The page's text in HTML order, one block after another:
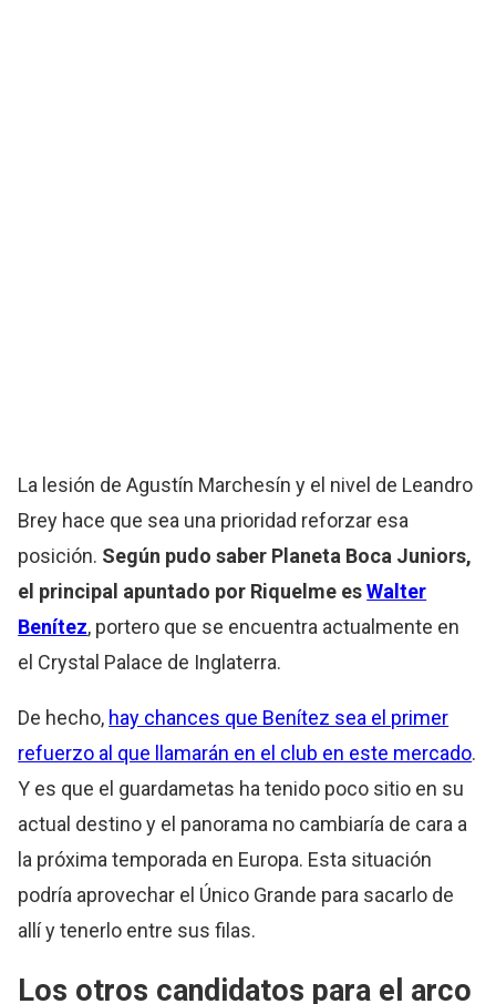
La lesión de Agustín Marchesín y el nivel de Leandro
Brey hace que sea una prioridad reforzar esa
posición. Según pudo saber Planeta Boca Juniors,
el principal apuntado por Riquelme esWalter
Benítez, portero que se encuentra actualmente en
el Crystal Palace de Inglaterra.
De hecho, hay chances que Benítez sea el primer
refuerzo al que llamarán en el club en este mercado.
Y es que el guardametas ha tenido poco sitio en su
actual destino y el panorama no cambiaría de cara a
la próxima temporada en Europa. Esta situación
podría aprovechar el Único Grande para sacarlo de
allí y tenerlo entre sus filas.
Los otros candidatos para el arco